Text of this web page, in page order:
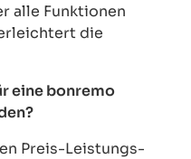
alle Funktionen
die
eine bonremo
Preis-Leistungs-